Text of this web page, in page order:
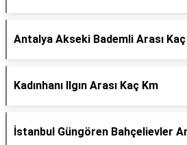
Antalya Akseki Bademli Arası
Kadınhanı Ilgın Arası Kaç Km
İstanbul Güngören Bahçelievler